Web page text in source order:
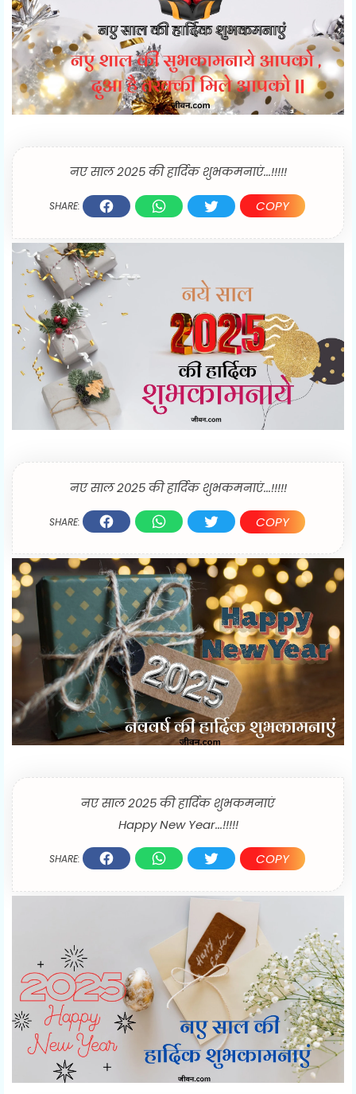
नए साल 2025 की हार्दिक शुभकमनाएं...!!!!!
SHARE: COPY
नए साल 2025 की हार्दिक शुभकमनाएं...!!!!!
SHARE: COPY
नए साल 2025 की हार्दिक शुभकमनाएं
Happy New Year...!!!!!
SHARE: COPY